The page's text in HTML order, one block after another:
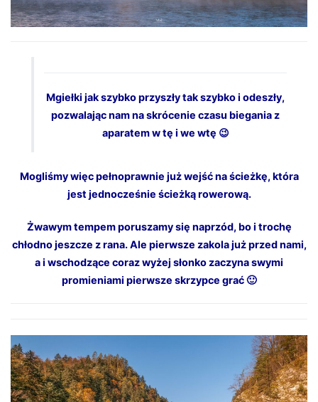
Mgiełki jak szybko przyszły tak szybko i odeszły,
pozwalając nam na skrócenie czasu biegania z
aparatem w tę i we wtę 😉
Mogliśmy więc pełnoprawnie już wejść na ścieżkę, która
jest jednocześnie ścieżką rowerową.
Żwawym tempem poruszamy się naprzód, bo i trochę
chłodno jeszcze z rana. Ale pierwsze zakola już przed nami,
a i wschodzące coraz wyżej słonko zaczyna swymi
promieniami pierwsze skrzypce grać 🙂